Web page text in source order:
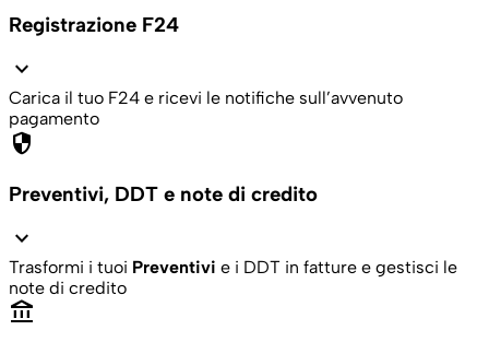
Registrazione F24
expand_more
Carica il tuo F24 e ricevi le notifiche sull’avvenuto
pagamento
security
Preventivi, DDT e note di credito
expand_more
Trasformi i tuoi Preventivi e i DDT in fatture e gestisci le
note di credito
account_balance